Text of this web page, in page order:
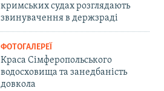
кримських судах розглядають
звинувачення в держзраді
ФОТОГАЛЕРЕЇ
Краса Сімферопольського
водосховища та занедбаність
довкола